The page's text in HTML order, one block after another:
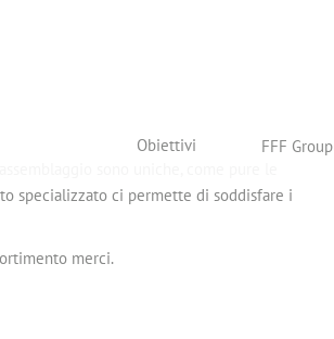
Obiettivi FFF Group
specializzato ci permette di soddisfare i
merci.